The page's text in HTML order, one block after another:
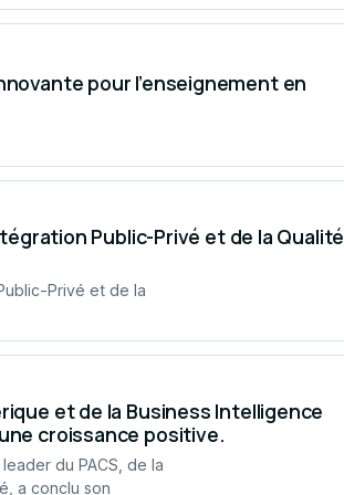
pour l’enseignement en
Public-Privé et de la Qualité
Privé et de la
et de la Business Intelligence
croissance positive.
du PACS, de la
a conclu son